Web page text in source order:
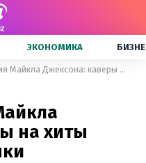
ЭКОНОМИКА
День рождения Майкла Джексона: каверы на хиты короля поп-музыки
на хиты